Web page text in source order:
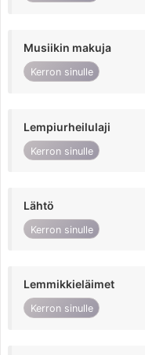
Musiikin makuja
Kerron sinulle
Lempiurheilulaji
Kerron sinulle
Lähtö
Kerron sinulle
Lemmikkieläimet
Kerron sinulle